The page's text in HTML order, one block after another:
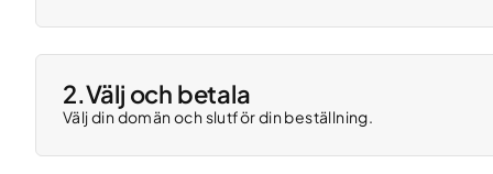
2.Välj och betala
Välj din domän och slutför din beställning.